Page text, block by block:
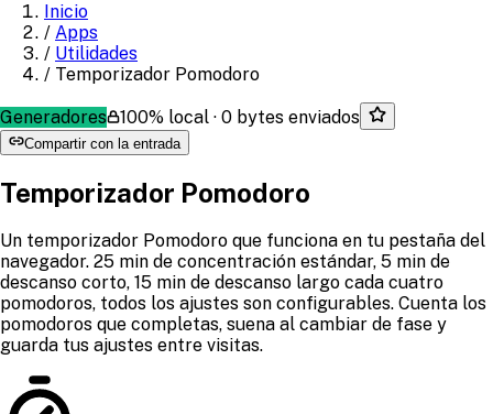
Inicio
/ Apps
/ Utilidades
/ Temporizador Pomodoro
Generadores 100% local · 0 bytes enviados
Compartir con la entrada
Temporizador Pomodoro
Un temporizador Pomodoro que funciona en tu pestaña del
navegador. 25 min de concentración estándar, 5 min de
descanso corto, 15 min de descanso largo cada cuatro
pomodoros, todos los ajustes son configurables. Cuenta los
pomodoros que completas, suena al cambiar de fase y
guarda tus ajustes entre visitas.